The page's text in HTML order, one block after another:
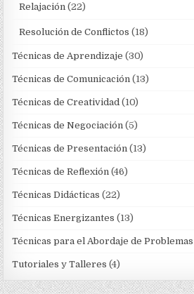
Relajación (22)
Resolución de Conflictos (18)
Técnicas de Aprendizaje (30)
Técnicas de Comunicación (13)
Técnicas de Creatividad (10)
Técnicas de Negociación (5)
Técnicas de Presentación (13)
Técnicas de Reflexión (46)
Técnicas Didácticas (22)
Técnicas Energizantes (13)
Técnicas para el Abordaje de Problemas
Tutoriales y Talleres (4)